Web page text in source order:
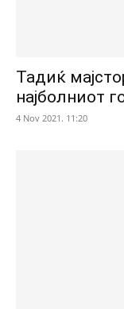
Тадиќ
најболниот
4 Nov 2021. 11:20